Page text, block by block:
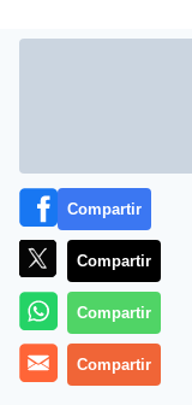
Más información
Compartir
Compartir
Compartir
Compartir